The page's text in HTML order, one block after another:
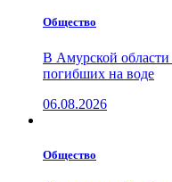
Общество
В Амурской области
погибших на воде
06.08.2026
Общество